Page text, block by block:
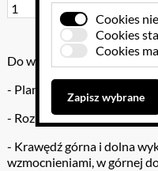
Do
Do wyboru opis na
- Plansza naścienna
- Rozmiar planszy: 100 x70
- Krawędź górna i dolna
wzmocnieniami, w górnej
Cookies
Cookies
Cookies
Zapisz wybrane